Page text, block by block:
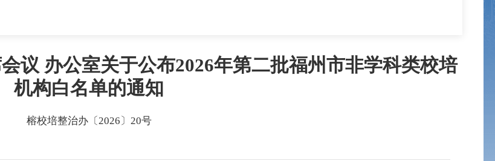
议 办公室关于公布2026年第二批福州市非学科类校培
机构白名单的通知
榕校培整治办〔2026〕20号